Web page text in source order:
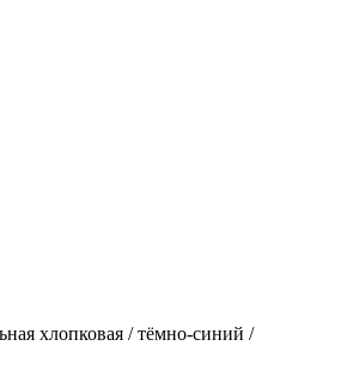
хлопковая / тёмно-синий /